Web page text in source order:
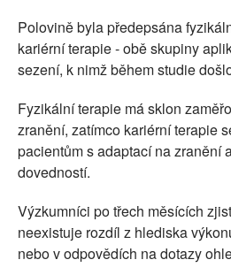
Polovině byla předepsána
kariérní terapie - obě skupiny
sezení, k nimž během studie
Fyzikální terapie má sklon
zranění, zatímco kariérní terapie
pacientům s adaptací na zranění
dovedností.
Výzkumníci po třech měsících
neexistuje rozdíl z hlediska
nebo v odpovědích na dotazy